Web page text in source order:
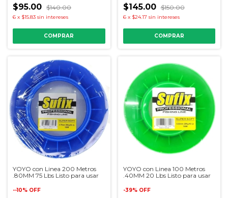
$95.00 $140.00
6 x $15.83 sin intereses
$145.00 $150.00
6 x $24.17 sin intereses
YOYO con Linea 200 Metros
.80MM 75 Lbs Listo para usar
--10% OFF
YOYO con Linea 100 Metros
.40MM 20 Lbs Listo para usar
-39% OFF